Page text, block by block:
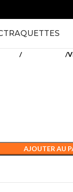
RAQUETTES
Antivibration
AJOUTER AU